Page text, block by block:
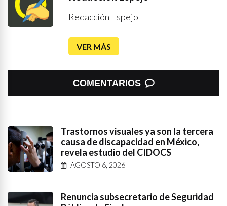
Redacción Espejo
VER MÁS
COMENTARIOS
Trastornos visuales ya son la tercera
causa de discapacidad en México,
revela estudio del CIDOCS
AGOSTO 6, 2026
Renuncia subsecretario de Seguridad